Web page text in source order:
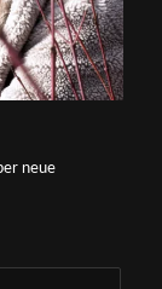
neue